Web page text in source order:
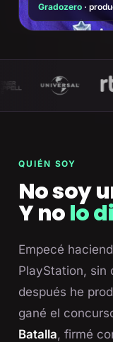
Gradozero ·
QUIÉN SOY
No soy
Y nolo
Empecé
PlayStation, sin
después he
gané el
Batalla, firmé